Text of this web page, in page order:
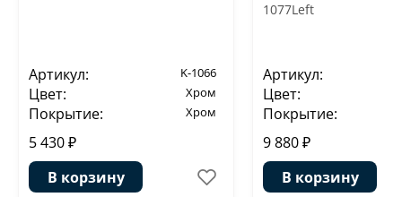
Артикул: K-1066
Цвет: Хром
Покрытие: Хром
5 430 ₽
В корзину
1077Left
Артикул:
Цвет:
Покрытие:
9 880 ₽
В корзину